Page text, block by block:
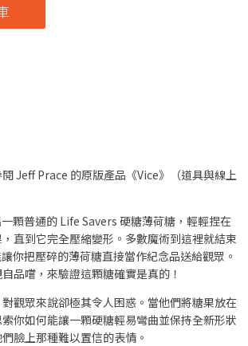
Jeff Prace 的原版產品《Vice》（道具與線上
一顆普通的 Life Savers 硬糖薄荷糖，輕輕捏在
直到它完全壓縮變形。多數魔術到這裡就結束
你把壓碎的薄荷糖直接當作紀念品送給觀眾。
品嚐，來驗證這顆糖確實是真的！
觀眾來說卻極其令人困惑。當他們將糖果放在
你如何能讓一顆硬糖輕易彎曲並保持全新形狀
臉上那種難以置信的表情。